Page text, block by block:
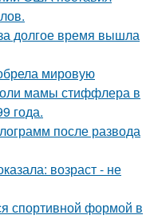
долгое время вышла
мировую
мамы стиффлера в
года.
после развода
возраст - не
спортивной формой в